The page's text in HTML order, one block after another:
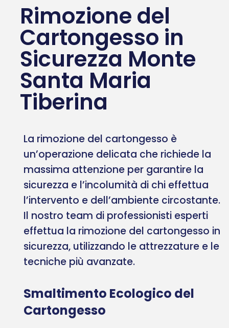
Rimozione del
Cartongesso in
Sicurezza Monte
Santa Maria
Tiberina
La rimozione del cartongesso è
un’operazione delicata che richiede la
massima attenzione per garantire la
sicurezza e l’incolumità di chi effettua
l’intervento e dell’ambiente circostante.
Il nostro team di professionisti esperti
effettua la rimozione del cartongesso in
sicurezza, utilizzando le attrezzature e le
tecniche più avanzate.
Smaltimento Ecologico del
Cartongesso